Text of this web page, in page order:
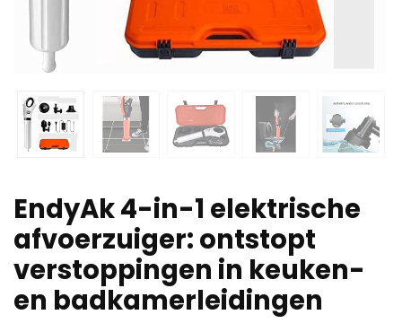
EndyAk 4-in-1 elektrische
afvoerzuiger: ontstopt
verstoppingen in keuken-
en badkamerleidingen